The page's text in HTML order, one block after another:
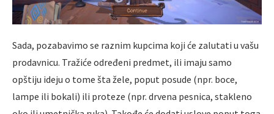
Sada, pozabavimo se raznim kupcima koji će zalutati u vašu
prodavnicu. Tražiće određeni predmet, ili imaju samo
opštiju ideju o tome šta žele, poput posude (npr. boce,
lampe ili bokali) ili proteze (npr. drvena pesnica, stakleno